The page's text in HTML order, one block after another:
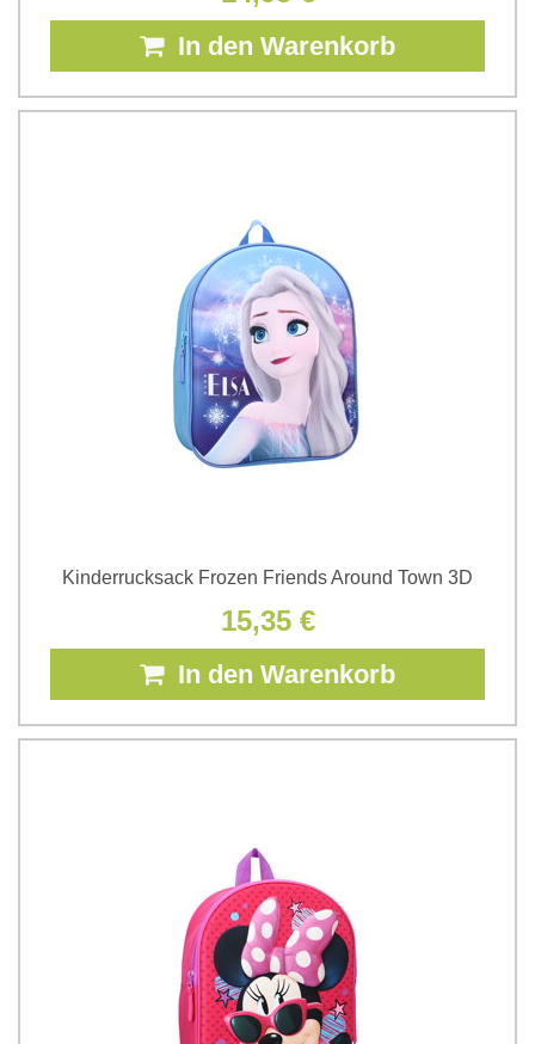
In den Warenkorb
Kinderrucksack Frozen Friends Around Town 3D
15,35 €
In den Warenkorb